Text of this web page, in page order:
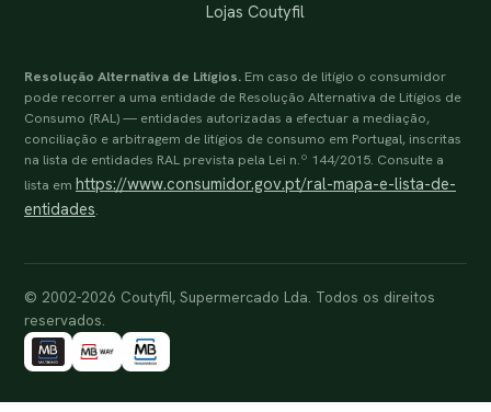
Lojas Coutyfil
Resolução Alternativa de Litígios. Em caso de litígio o consumidor
pode recorrer a uma entidade de Resolução Alternativa de Litígios de
Consumo (RAL) — entidades autorizadas a efectuar a mediação,
conciliação e arbitragem de litígios de consumo em Portugal, inscritas
na lista de entidades RAL prevista pela Lei n.º 144/2015. Consulte a
lista em https://www.consumidor.gov.pt/ral-mapa-e-lista-de-
entidades.
© 2002-2026 Coutyfil, Supermercado Lda. Todos os direitos
reservados.